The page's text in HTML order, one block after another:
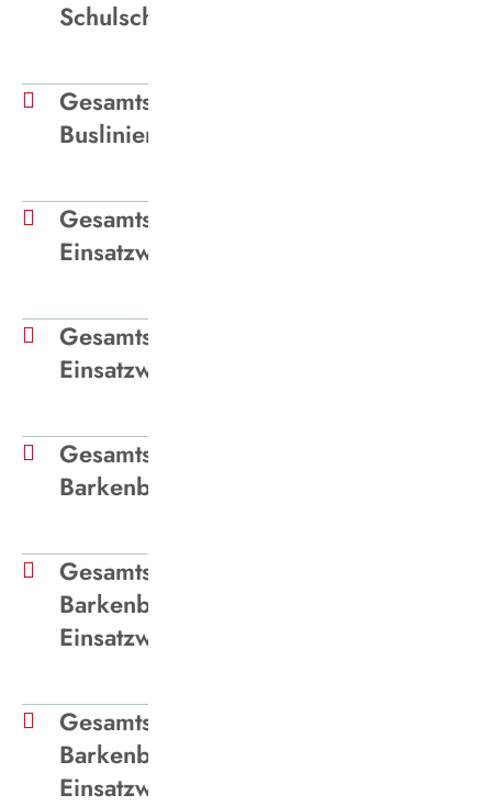
Schulschluss
Gesamtschule Waltrop -
Buslinien
Gesamtschule Waltrop -
Einsatzwagen Schulbeginn
Gesamtschule Waltrop -
Einsatzwagen Schulschluss
Gesamtschule Wulfen-
Barkenberg Dorsten - Buslinien
Gesamtschule Wulfen-
Barkenberg Dorsten -
Einsatzwagen Schulbeginn
Gesamtschule Wulfen-
Barkenberg Dorsten -
Einsatzwagen Schulschluss